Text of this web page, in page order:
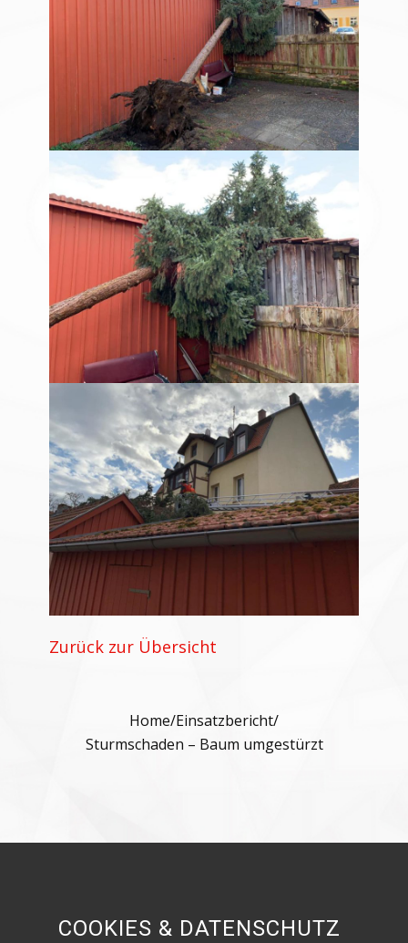
Zurück zur Übersicht
Home/Einsatzbericht/
Sturmschaden – Baum umgestürzt
COOKIES & DATENSCHUTZ